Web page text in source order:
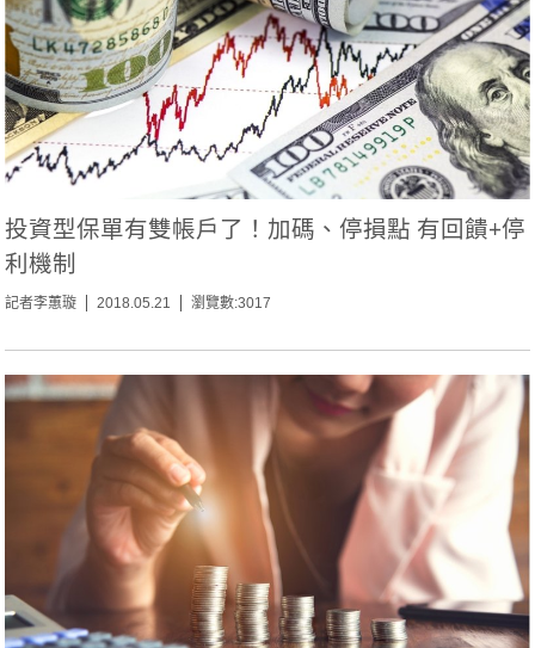
投資型保單有雙帳戶了！加碼、停損點 有回饋+停
利機制
記者李蕙璇 2018.05.21 瀏覽數:3017